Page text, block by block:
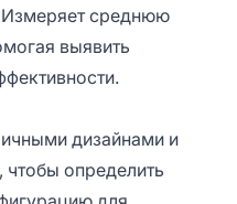
Измеряет среднюю
выявить
дизайнами и
определить